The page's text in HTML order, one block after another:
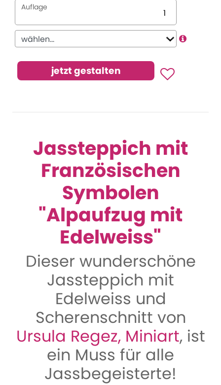
Auflage
Jassteppich mit
Französischen
Symbolen
"Alpaufzug mit
Edelweiss"
Dieser wunderschöne
Jassteppich mit
Edelweiss und
Scherenschnitt von
Ursula Regez, Miniart, ist
ein Muss für alle
Jassbegeisterte!